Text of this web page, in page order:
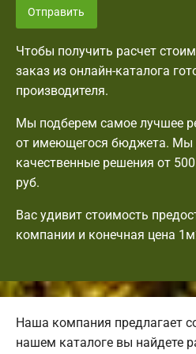
Отправить
Чтобы получить расчет
заказ из онлайн-каталога
производителя.
Мы подберем самое лучшее
от имеющегося бюджета.
качественные решения от
руб.
Вас удивит стоимость
компании и конечная цена
Наша компания предлагает
нашем каталоге вы найдете